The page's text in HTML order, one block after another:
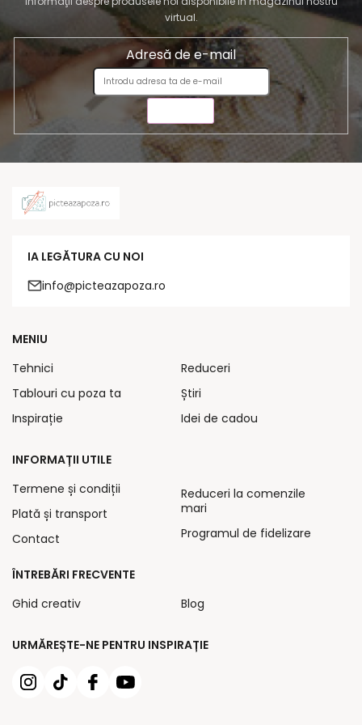
virtual.
Adresă de e-mail
IA LEGĂTURA CU NOI
info@picteazapoza.ro
URMĂREȘTE-NE PENTRU INSPIRAȚIE
MENIU
Tehnici
Tablouri cu poza ta
Inspirație
Reduceri
Știri
Idei de cadou
INFORMAȚII UTILE
Termene și condiții
Plată și transport
Contact
Reduceri la comenzile
mari
Programul de fidelizare
ÎNTREBĂRI FRECVENTE
Ghid creativ
Blog